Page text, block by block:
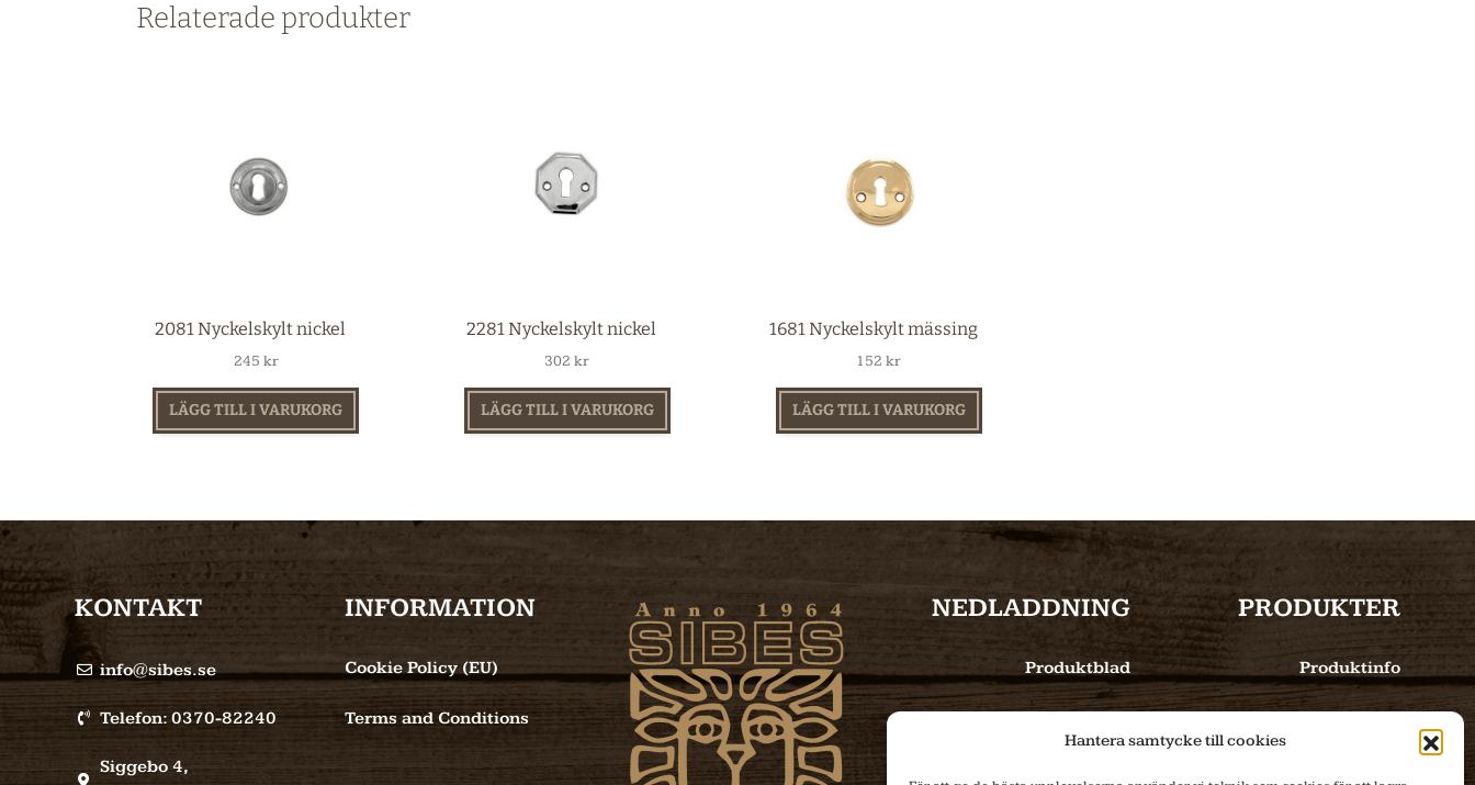
Hantera samtycke till cookies
Relaterade produkter
2081 Nyckelskylt nickel
245 kr
LÄGG TILL I VARUKORG
2281 Nyckelskylt nickel
302kr
LÄGG TILL I VARUKORG
1681 Nyckelskylt mässing
152kr
LÄGG TILL I VARUKORG
KONTAKT
info@sibes.se
Telefon: 0370-82240
Siggebo 4,
INFORMATION
Cookie Policy (EU)
Terms and Conditions
NEDLADDNING
Produktblad
Bilder
PRODUKTER
Produktinfo
E-handel